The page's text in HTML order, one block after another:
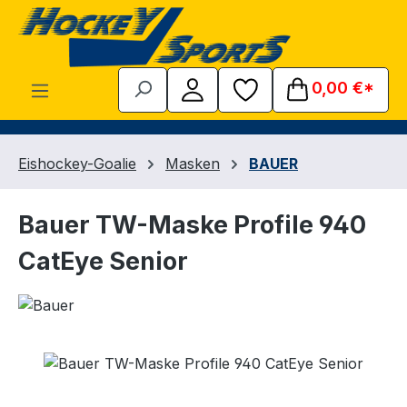
Zum Hauptinhalt springen
0,00 €*
Eishockey-Goalie Masken BAUER
Bauer TW-Maske Profile 940
CatEye Senior
Bildergalerie überspringen